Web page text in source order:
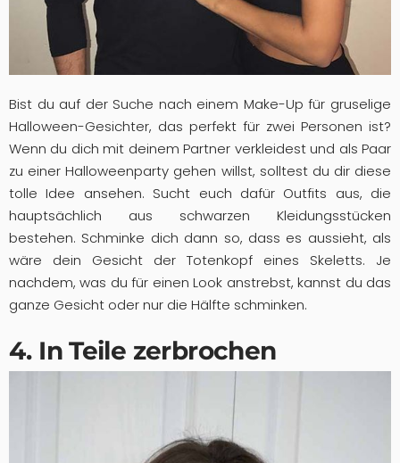
Bist du auf der Suche nach einem Make-Up für gruselige
Halloween-Gesichter, das perfekt für zwei Personen ist?
Wenn du dich mit deinem Partner verkleidest und als Paar
zu einer Halloweenparty gehen willst, solltest du dir diese
tolle Idee ansehen. Sucht euch dafür Outfits aus, die
hauptsächlich aus schwarzen Kleidungsstücken
bestehen. Schminke dich dann so, dass es aussieht, als
wäre dein Gesicht der Totenkopf eines Skeletts. Je
nachdem, was du für einen Look anstrebst, kannst du das
ganze Gesicht oder nur die Hälfte schminken.
4. In Teile zerbrochen